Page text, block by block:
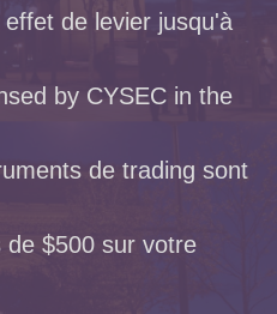
de levier jusqu'à
by CYSEC in the
de trading sont
de $500 sur votre